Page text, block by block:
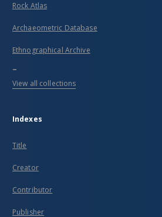
Rock Atlas
Archaeometric Database
Ethnographical Archive
...
View all collections
Indexes
Title
Creator
Contributor
Publisher